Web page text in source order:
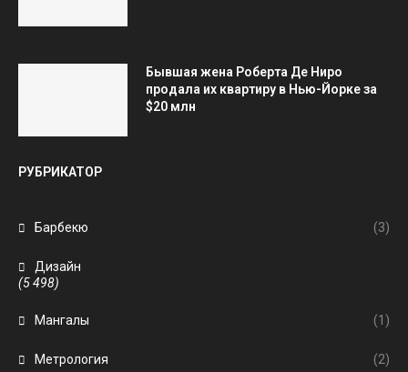
Бывшая жена Роберта Де Ниро
продала их квартиру в Нью-Йорке за
$20 млн
РУБРИКАТОР
Барбекю (3)
Дизайн
(5 498)
Мангалы (1)
Метрология (2)